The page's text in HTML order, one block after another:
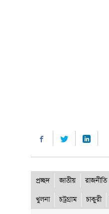
প্রচ্ছদ জাতীয় রাজনীতি
খুলনা
চট্রগ্রাম চাকুরী